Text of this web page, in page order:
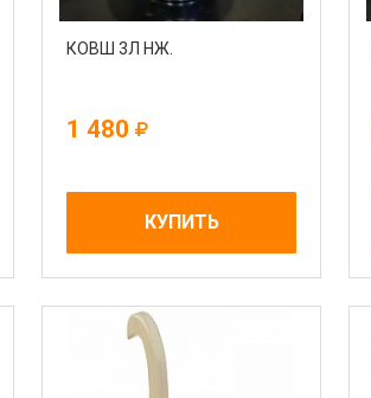
КОВШ 3Л НЖ.
1 480
КУПИТЬ